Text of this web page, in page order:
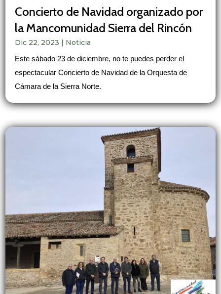
Concierto de Navidad organizado por
la Mancomunidad Sierra del Rincón
Dic 22, 2023 Noticia
Este sábado 23 de diciembre, no te puedes perder el
espectacular Concierto de Navidad de la Orquesta de
Cámara de la Sierra Norte.